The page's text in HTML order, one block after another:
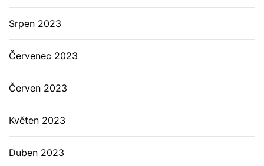
Srpen 2023
Červenec 2023
Červen 2023
Květen 2023
Duben 2023